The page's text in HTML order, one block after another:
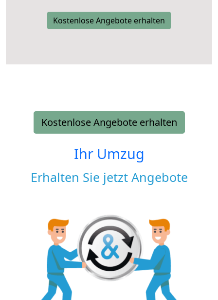
Kostenlose Angebote erhalten
Kostenlose Angebote erhalten
Ihr Umzug
Erhalten Sie jetzt Angebote